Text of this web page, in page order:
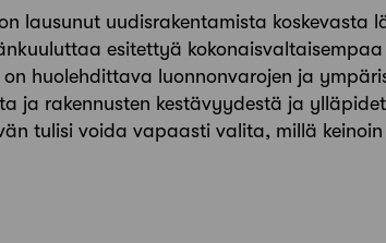
lausunut uudisrakentamista koskevasta
esitettyä
on huolehdittava luonnonvarojen ja
ja rakennusten kestävyydestä ja
tulisi voida vapaasti valita, millä